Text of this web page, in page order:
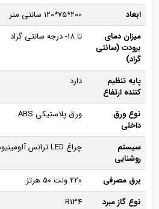
ابعاد
200*75*120 سانتی متر
میزان دمای
برودت (سانتی
گراد)
تا 18- درجه سانتی گراد
پایه تنظیم
کننده ارتفاع
دارد
نوع ورق
داخلی
ورق پلاستیکی ABS
سیستم
روشنایی
چراغ LED ترانس آلومینیومی 12 ولت
برق مصرفی
220 ولت 50 هرتز
نوع گاز مبرد
R134